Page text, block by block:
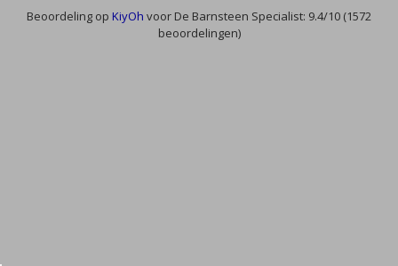
Beoordeling op KiyOh voor De Barnsteen Specialist: 9.4/10 (1572
beoordelingen)